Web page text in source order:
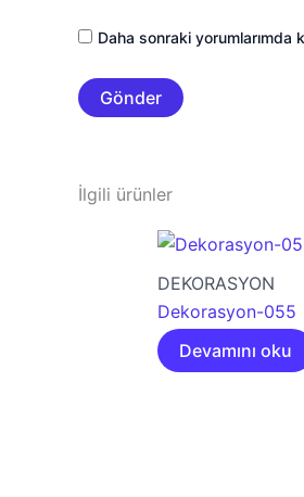
Daha sonraki yorumlarımda
İlgili ürünler
DEKORASYON
Dekorasyon-055
Devamını oku